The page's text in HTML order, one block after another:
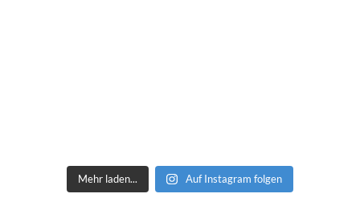
Mehr laden... Auf Instagram folgen